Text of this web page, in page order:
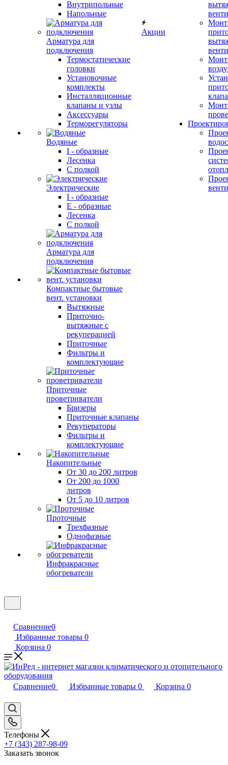
Внутрипольные
Напольные
Арматура для
подключения
Термостатические
головки
Установочные
комплекты
Инсталляционные
клапаны и узлы
Аксессуары
Терморегуляторы
Водяные
I - образные
Лесенка
С полкой
Электрические
I - образные
E - образные
Лесенка
С полкой
Арматура для
подключения
Компактные бытовые
вент. установки
Вытяжные
Приточно-
вытяжные с
рекуперацией
Приточные
Фильтры и
комплектующие
Приточные
проветриватели
Бризеры
Приточные клапаны
Рекуператоры
Фильтры и
комплектующие
Накопительные
От 30 до 200 литров
От 200 до 1000
литров
От 5 до 10 литров
Проточные
Трехфазные
Однофазные
Инфракрасные
обогреватели
Акции
Сравнение0
Избранные товары 0
Корзина 0
Сравнение0 Избранные товары 0 Корзина 0
Телефоны
+7 (343) 287-98-09
Заказать звонок